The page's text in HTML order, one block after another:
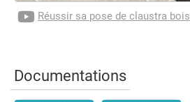
Réussir sa pose de claustra bois
Documentations